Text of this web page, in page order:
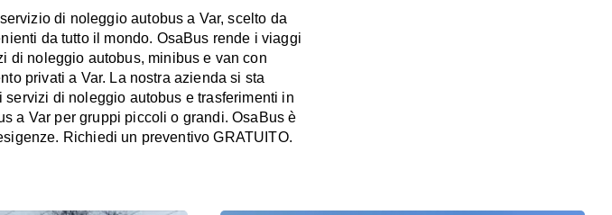
di noleggio autobus a Var, scelto da
da tutto il mondo. OsaBus rende i viaggi
di noleggio autobus, minibus e van con
privati a Var. La nostra azienda si sta
di noleggio autobus e trasferimenti in
a Var per gruppi piccoli o grandi. OsaBus è
Richiedi un preventivo GRATUITO.